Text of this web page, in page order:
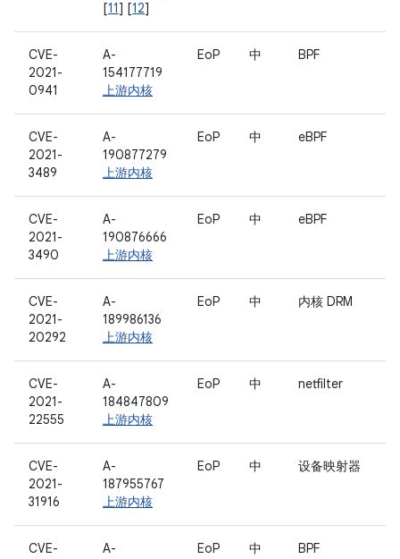
[11] [12]
CVE-
2021-
0941
A-
154177719
上游内核
EoP 中 BPF
CVE-
2021-
3489
A-
190877279
上游内核
EoP 中 eBPF
CVE-
2021-
3490
A-
190876666
上游内核
EoP 中 eBPF
CVE-
2021-
20292
A-
189986136
上游内核
EoP 中 内核 DRM
CVE-
2021-
22555
A-
184847809
上游内核
EoP 中 netfilter
CVE-
2021-
31916
A-
187955767
上游内核
EoP 中 设备映射器
CVE-
A-
EoP 中 BPF